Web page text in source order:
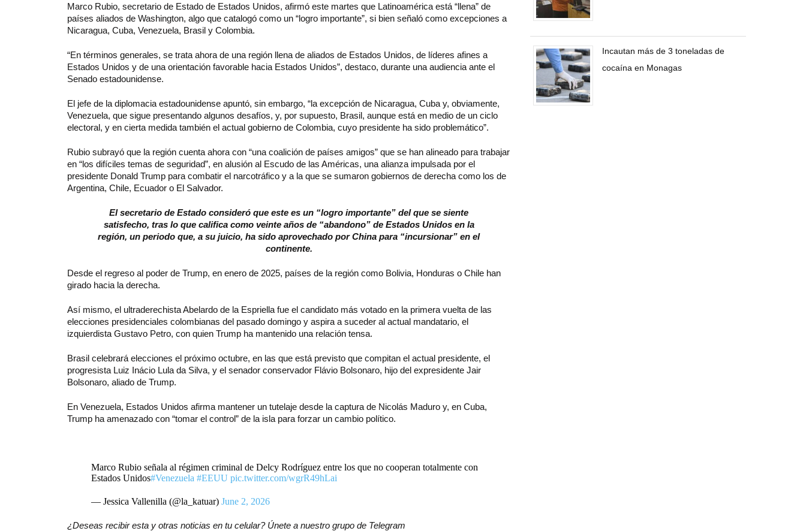
Marco Rubio, secretario de Estado de Estados Unidos, afirmó este martes que Latinoamérica está “llena” de
países aliados de Washington, algo que catalogó como un “logro importante”, si bien señaló como excepciones a
Nicaragua, Cuba, Venezuela, Brasil y Colombia.
“En términos generales, se trata ahora de una región llena de aliados de Estados Unidos, de líderes afines a
Estados Unidos y de una orientación favorable hacia Estados Unidos”, destaco, durante una audiencia ante el
Senado estadounidense.
El jefe de la diplomacia estadounidense apuntó, sin embargo, “la excepción de Nicaragua, Cuba y, obviamente,
Venezuela, que sigue presentando algunos desafíos, y, por supuesto, Brasil, aunque está en medio de un ciclo
electoral, y en cierta medida también el actual gobierno de Colombia, cuyo presidente ha sido problemático”.
Rubio subrayó que la región cuenta ahora con “una coalición de países amigos” que se han alineado para trabajar
en “los difíciles temas de seguridad”, en alusión al Escudo de las Américas, una alianza impulsada por el
presidente Donald Trump para combatir el narcotráfico y a la que se sumaron gobiernos de derecha como los de
Argentina, Chile, Ecuador o El Salvador.
El secretario de Estado consideró que este es un “logro importante” del que se siente
satisfecho, tras lo que califica como veinte años de “abandono” de Estados Unidos en la
región, un periodo que, a su juicio, ha sido aprovechado por China para “incursionar” en el
continente.
Desde el regreso al poder de Trump, en enero de 2025, países de la región como Bolivia, Honduras o Chile han
girado hacia la derecha.
Así mismo, el ultraderechista Abelardo de la Espriella fue el candidato más votado en la primera vuelta de las
elecciones presidenciales colombianas del pasado domingo y aspira a suceder al actual mandatario, el
izquierdista Gustavo Petro, con quien Trump ha mantenido una relación tensa.
Brasil celebrará elecciones el próximo octubre, en las que está previsto que compitan el actual presidente, el
progresista Luiz Inácio Lula da Silva, y el senador conservador Flávio Bolsonaro, hijo del expresidente Jair
Bolsonaro, aliado de Trump.
En Venezuela, Estados Unidos afirma mantener un tutelaje desde la captura de Nicolás Maduro y, en Cuba,
Trump ha amenazado con “tomar el control” de la isla para forzar un cambio político.
Marco Rubio señala al régimen criminal de Delcy Rodríguez entre los que no cooperan totalmente con
Estados Unidos#Venezuela #EEUU pic.twitter.com/wgrR49hLai
— Jessica Vallenilla (@la_katuar) June 2, 2026
¿Deseas recibir esta y otras noticias en tu celular? Únete a nuestro grupo de Telegram
Incautan más de 3 toneladas de
cocaína en Monagas